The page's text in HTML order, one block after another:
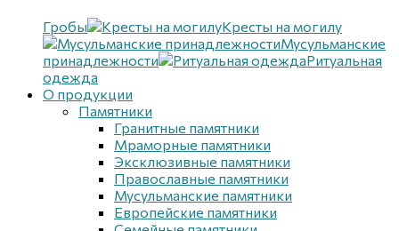
Гробы
Кресты на могилу
Мусульманские
принадлежности
Ритуальная
одежда
О продукции
Памятники
Гранитные памятники
Мраморные памятники
Эксклюзивные памятники
Православные памятники
Мусульманские памятники
Европейские памятники